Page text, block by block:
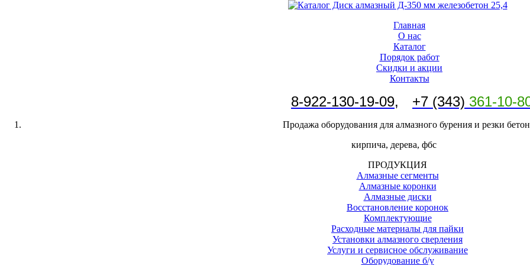
Главная
О нас
Каталог
Порядок работ
Скидки и акции
Контакты
8-922-130-19-09, +7 (343) 361-10-
Продажа оборудования для алмазного бурения и резки
кирпича, дерева, фбс
ПРОДУКЦИЯ
Алмазные сегменты
Алмазные коронки
Алмазные диски
Восстановление коронок
Комплектующие
Расходные материалы для пайки
Установки алмазного сверления
Услуги и сервисное обслуживание
Оборудование б/у